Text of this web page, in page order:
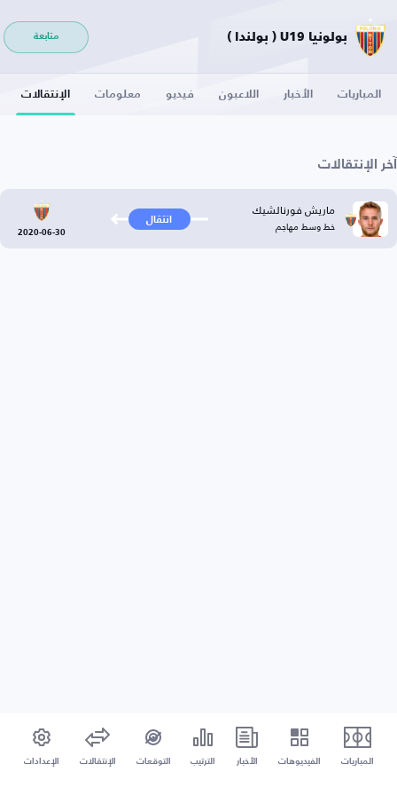
بولونيا U19 ( بولندا ) متابعة
المباريات الأخبار اللاعبون فيديو معلومات الإنتقالات
آخر الإنتقالات
ماريش فورنالشيك
خط وسط مهاجم انتقال
2020-06-30
المباريات الفيديوهات الأخبار الترتيب التوقعات الإنتقالات الإعدادات